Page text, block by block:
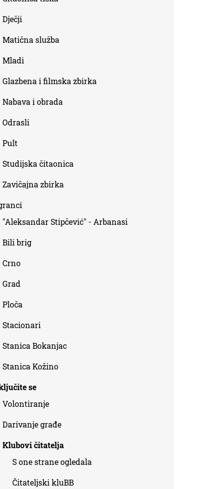
Dječji
Matična služba
Mladi
Glazbena i filmska zbirka
Nabava i obrada
Odrasli
Pult
Studijska čitaonica
Zavičajna zbirka
"Aleksandar Stipčević" - Arbanasi
Bili brig
Crno
Grad
Ploča
Stacionari
Stanica Bokanjac
Stanica Kožino
se
Volontiranje
Darivanje građe
Klubovi čitatelja
S one strane ogledala
Čitateljski kluBB